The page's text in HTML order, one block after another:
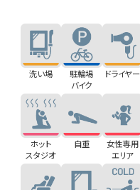
洗い場
駐輪場
バイク
ドライヤー
ホット
スタジオ
自重
女性専用
エリア